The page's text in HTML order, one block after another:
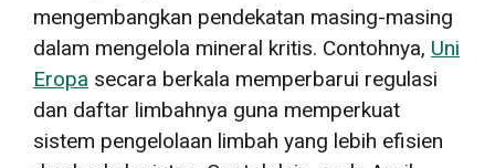
mengembangkan pendekatan masing-masing
dalam mengelola mineral kritis. Contohnya, Uni
Eropa secara berkala memperbarui regulasi
dan daftar limbahnya guna memperkuat
sistem pengelolaan limbah yang lebih efisien